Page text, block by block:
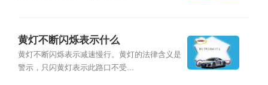
黄灯不断闪烁表示什么
黄灯不断闪烁表示减速慢行。黄灯的法律含义是
警示，只闪黄灯表示此路口不受...